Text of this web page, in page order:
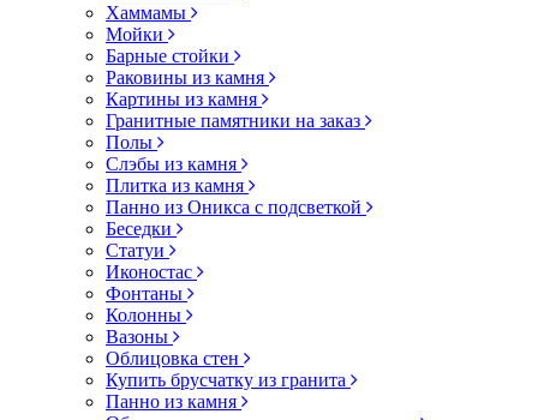
Хаммамы
Мойки
Барные стойки
Раковины из камня
Картины из камня
Гранитные памятники на заказ
Полы
Слэбы из камня
Плитка из камня
Панно из Оникса с подсветкой
Беседки
Статуи
Иконостас
Фонтаны
Колонны
Вазоны
Облицовка стен
Купить брусчатку из гранита
Панно из камня